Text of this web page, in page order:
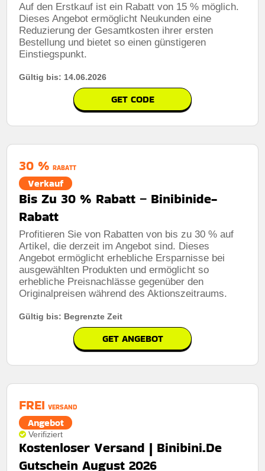
Auf den Erstkauf ist ein Rabatt von 15 % möglich.
Dieses Angebot ermöglicht Neukunden eine
Reduzierung der Gesamtkosten ihrer ersten
Bestellung und bietet so einen günstigeren
Einstiegspunkt.
Gültig bis: 14.06.2026
GET CODE
30 % RABATT
Verkauf
Bis Zu 30 % Rabatt – Binibinide-
Rabatt
Profitieren Sie von Rabatten von bis zu 30 % auf
Artikel, die derzeit im Angebot sind. Dieses
Angebot ermöglicht erhebliche Ersparnisse bei
ausgewählten Produkten und ermöglicht so
erhebliche Preisnachlässe gegenüber den
Originalpreisen während des Aktionszeitraums.
Gültig bis: Begrenzte Zeit
GET ANGEBOT
FREI VERSAND
Angebot
Verifiziert
Kostenloser Versand | Binibini.De
Gutschein August 2026